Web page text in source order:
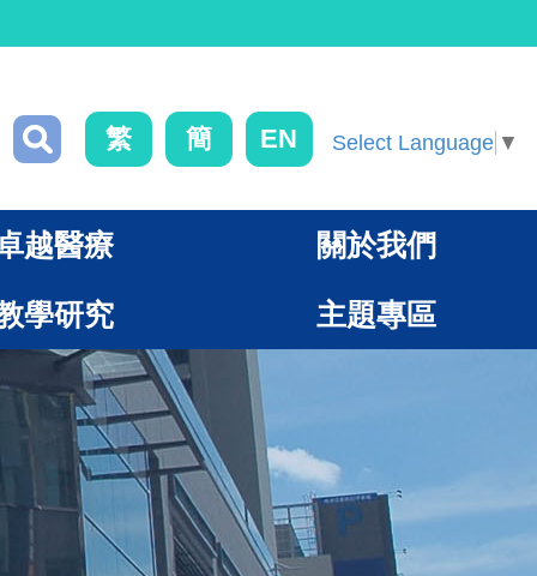
繁 簡 EN Select Language ▼
越醫療 關於我們
學研究 主題專區